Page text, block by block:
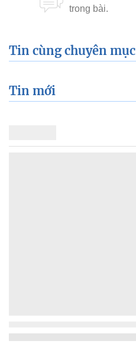
Tin cùng chuyên mục
Tin mới